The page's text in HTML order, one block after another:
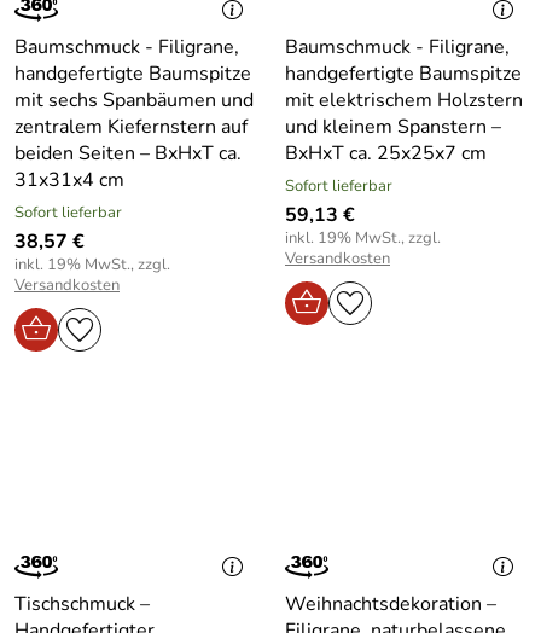
Baumschmuck - Filigrane,
handgefertigte Baumspitze
mit sechs Spanbäumen und
zentralem Kiefernstern auf
beiden Seiten – BxHxT ca.
31x31x4 cm
Sofort lieferbar
38,57 €
inkl. 19% MwSt., zzgl.
Versandkosten
Baumschmuck - Filigrane,
handgefertigte Baumspitze
mit elektrischem Holzstern
und kleinem Spanstern –
BxHxT ca. 25x25x7 cm
Sofort lieferbar
59,13 €
inkl. 19% MwSt., zzgl.
Versandkosten
Tischschmuck –
Weihnachtsdekoration –